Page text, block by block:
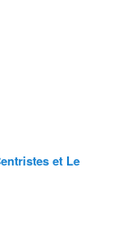
et Le